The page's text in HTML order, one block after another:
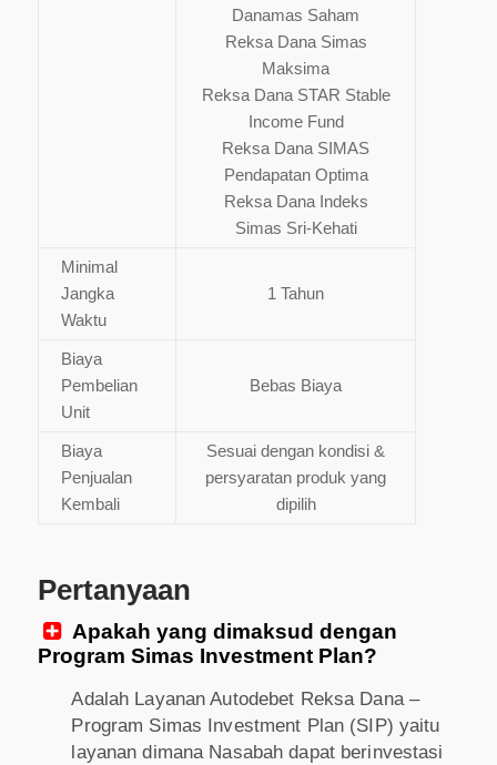
Danamas Saham
Reksa Dana Simas
Maksima
Reksa Dana STAR Stable
Income Fund
Reksa Dana SIMAS
Pendapatan Optima
Reksa Dana Indeks
Simas Sri-Kehati
Minimal
Jangka
Waktu
1 Tahun
Biaya
Pembelian
Unit
Bebas Biaya
Biaya
Penjualan
Kembali
Sesuai dengan kondisi &
persyaratan produk yang
dipilih
Pertanyaan
 Apakah yang dimaksud dengan
Program Simas Investment Plan?
Adalah Layanan Autodebet Reksa Dana –
Program Simas Investment Plan (SIP) yaitu
layanan dimana Nasabah dapat berinvestasi